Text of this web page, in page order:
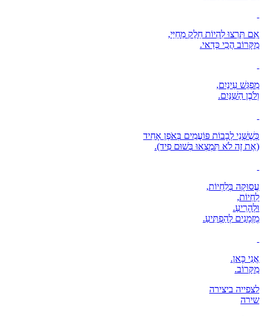
אִם תִּרְצוּ לִהְיוֹת חֵלֶק מֵחַיַּי,
מִקָּרוֹב הֲכִי כְּדַאי.
מִפְגַּשׁ עֵינַיִם,
וְלֹבֶן הַשִּׁנַּיִם.
כְּשֶׁשְּׁנֵי לְבָבוֹת פּוֹעֲמִים בְּאֹפֶן אָחִיד
(אֶת זֶה לֹא תִּמְצְאוּ בְּשׁוּם פִיד).
עֲסוּקָה בְּלִחְיוֹת,
לִחְיוֹת,
וּלְהָרִיעַ.
מֻזְמָנִים לְהַפְתִּיעַ.
אֲנִי כָּאן.
מִקָּרוֹב.
לצפייה ביצירה
שירה